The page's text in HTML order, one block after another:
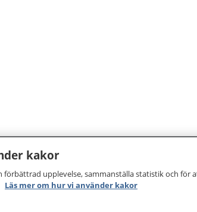
kakor
förbättrad upplevelse, sammanställa statistik och för
Läs mer om hur vi använder kakor